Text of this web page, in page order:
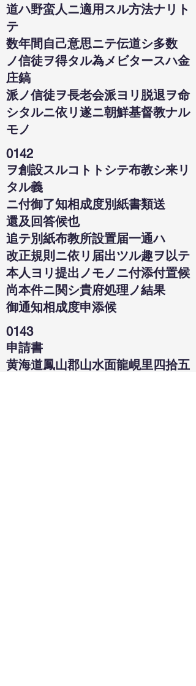
道ハ野蛮人ニ適用スル方法ナリト
テ
数年間自己意思ニテ伝道シ多数
ノ信徒ヲ得タル為メビタースハ金
庄鎬
派ノ信徒ヲ長老会派ヨリ脱退ヲ命
シタルニ依リ遂ニ朝鮮基督教ナル
モノ
0142
ヲ創設スルコトトシテ布教シ来リ
タル義
ニ付御了知相成度別紙書類送
還及回答候也
追テ別紙布教所設置届一通ハ
改正規則ニ依リ届出ツル趣ヲ以テ
本人ヨリ提出ノモノニ付添付置候
尚本件ニ関シ貴府処理ノ結果
御通知相成度申添候
0143
申請書
黄海道鳳山郡山水面龍峴里四拾五